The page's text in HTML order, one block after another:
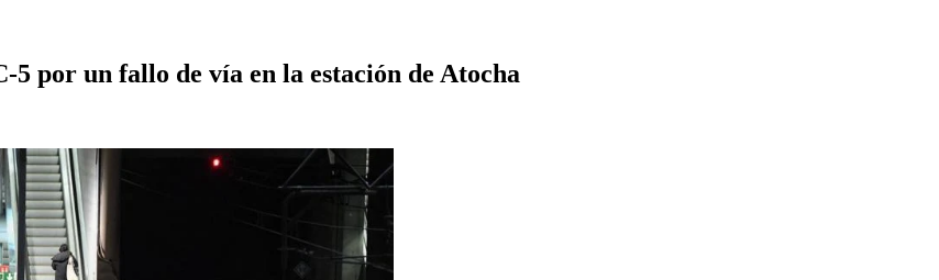
5 por un fallo de vía en la estación de Atocha